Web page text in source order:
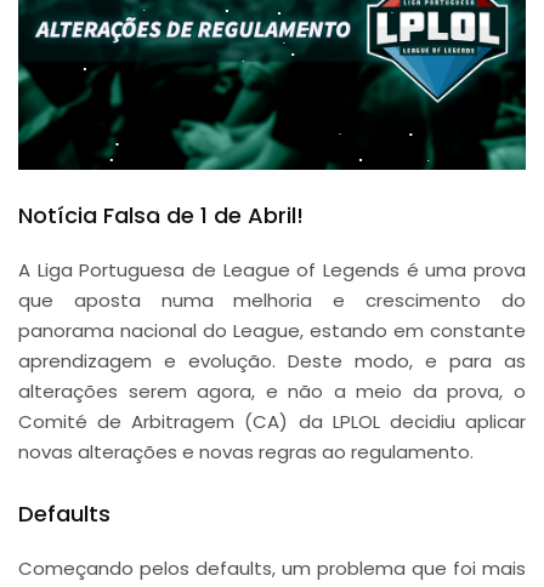
Notícia Falsa de 1 de Abril!
A Liga Portuguesa de League of Legends é uma prova
que aposta numa melhoria e crescimento do
panorama nacional do League, estando em constante
aprendizagem e evolução. Deste modo, e para as
alterações serem agora, e não a meio da prova, o
Comité de Arbitragem (CA) da LPLOL decidiu aplicar
novas alterações e novas regras ao regulamento.
Defaults
Começando pelos defaults, um problema que foi mais